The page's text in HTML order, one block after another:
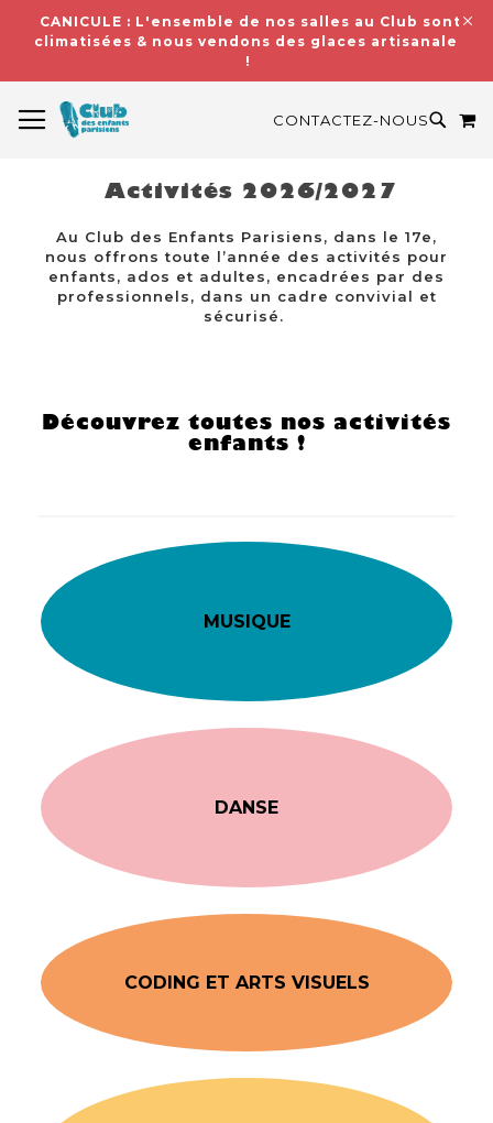
CANICULE : L'ensemble de nos salles au Club sont
climatisées & nous vendons des glaces artisanales
!
CONTACTEZ-NOUS
Activités 2026/2027
Au Club des Enfants Parisiens, dans le 17e,
nous offrons toute l’année des activités pour
enfants, ados et adultes, encadrées par des
professionnels, dans un cadre convivial et
sécurisé.
Découvrez toutes nos activités
enfants !
MUSIQUE
DANSE
CODING ET ARTS VISUELS